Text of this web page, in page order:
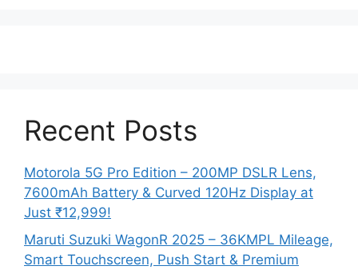
Recent Posts
Motorola 5G Pro Edition – 200MP DSLR Lens,
7600mAh Battery & Curved 120Hz Display at
Just ₹12,999!
Maruti Suzuki WagonR 2025 – 36KMPL Mileage,
Smart Touchscreen, Push Start & Premium